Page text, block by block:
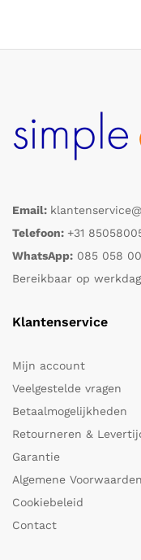
Email:
Telefoon: +31
WhatsApp: 085 058
Bereikbaar op
Klantenservice
Mijn account
Veelgestelde vragen
Betaalmogelijkheden
Retourneren &
Garantie
Algemene Voorwaarden
Cookiebeleid
Contact